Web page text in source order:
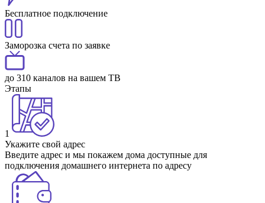
Бесплатное подключение
Заморозка счета по заявке
до 310 каналов на вашем ТВ
Этапы
1
Укажите свой адрес
Введите адрес и мы покажем дома доступные для
подключения домашнего интернета по адресу